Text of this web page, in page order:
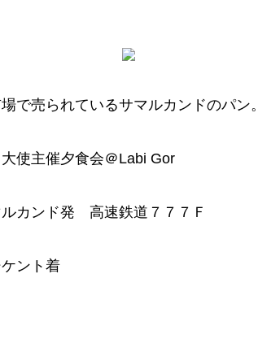
で売られているサマルカンドのパン。
使主催夕食会＠Labi Gor
カンド発 高速鉄道７７７Ｆ
ント着